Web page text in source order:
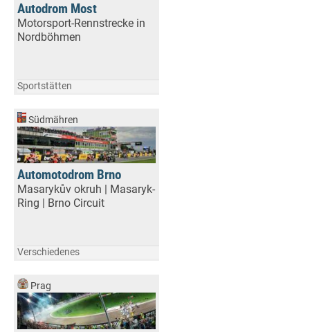
Autodrom Most
Motorsport-Rennstrecke in
Nordböhmen
Sportstätten
Südmähren
Automotodrom Brno
Masarykův okruh | Masaryk-
Ring | Brno Circuit
Verschiedenes
Prag